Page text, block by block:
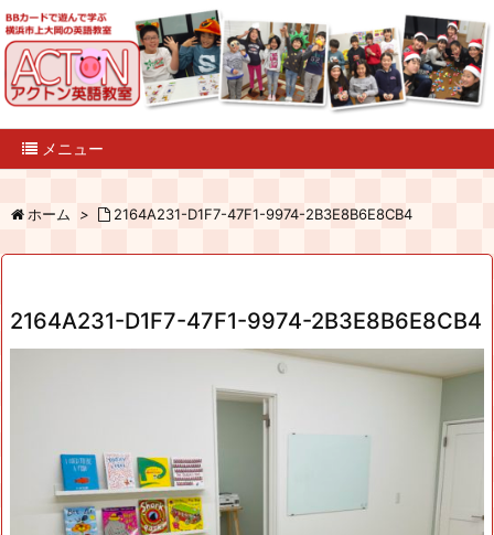
メニュー
ホーム > 2164A231-D1F7-47F1-9974-2B3E8B6E8CB4
2164A231-D1F7-47F1-9974-2B3E8B6E8CB4